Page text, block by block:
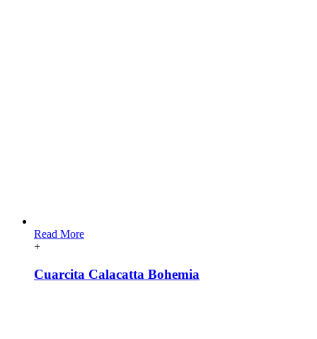
Read More
+
Cuarcita Calacatta Bohemia